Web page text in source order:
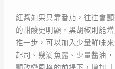
紅醬如果只靠番茄，往往會
的甜酸更明顯，黑胡椒則能
推一步，可以加入少量鮮味
起司、幾滴魚露、少量醬油